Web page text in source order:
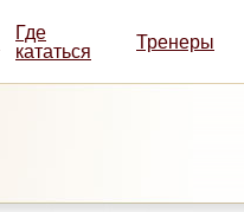
Где
кататься Тренеры